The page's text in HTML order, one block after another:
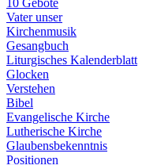
10 Gebote
Vater unser
Kirchenmusik
Gesangbuch
Liturgisches Kalenderblatt
Glocken
Verstehen
Bibel
Evangelische Kirche
Lutherische Kirche
Glaubensbekenntnis
Positionen